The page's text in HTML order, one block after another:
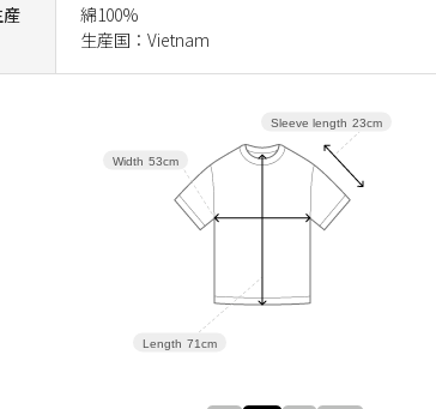
綿100%
生産国：Vietnam
Sleeve length 23cm
Length 71cm
Width 53cm